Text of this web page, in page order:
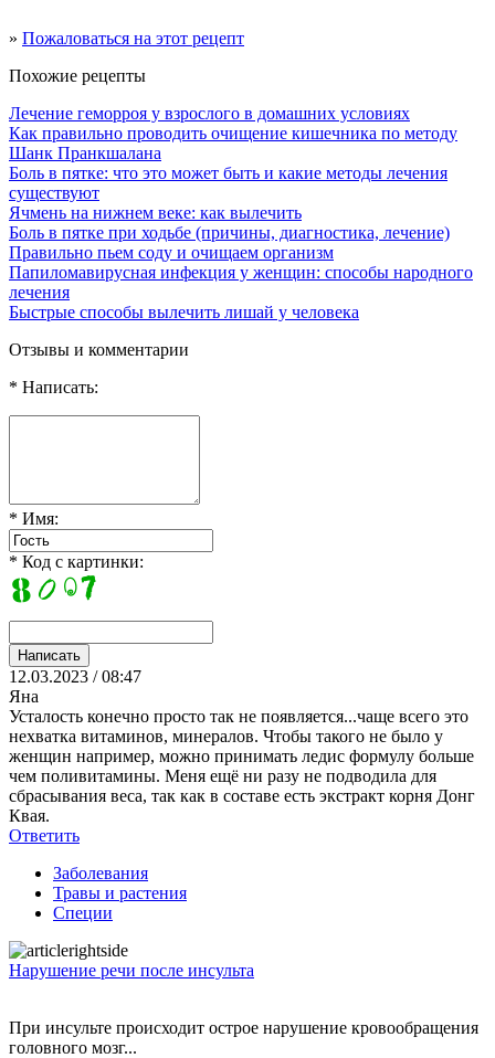
» Пожаловаться на этот рецепт
Похожие рецепты
Лечение геморроя у взрослого в домашних условиях
Как правильно проводить очищение кишечника по методу
Шанк Пранкшалана
Боль в пятке: что это может быть и какие методы лечения
существуют
Ячмень на нижнем веке: как вылечить
Боль в пятке при ходьбе (причины, диагностика, лечение)
Правильно пьем соду и очищаем организм
Папиломавирусная инфекция у женщин: способы народного
лечения
Быстрые способы вылечить лишай у человека
Отзывы и комментарии
* Написать:
* Имя:
* Код с картинки:
12.03.2023 / 08:47
Яна
Усталость конечно просто так не появляется...чаще всего это
нехватка витаминов, минералов. Чтобы такого не было у
женщин например, можно принимать ледис формулу больше
чем поливитамины. Меня ещё ни разу не подводила для
сбрасывания веса, так как в составе есть экстракт корня Донг
Квая.
Ответить
Заболевания
Травы и растения
Специи
Нарушение речи после инсульта
При инсульте происходит острое нарушение кровообращения
головного мозг...